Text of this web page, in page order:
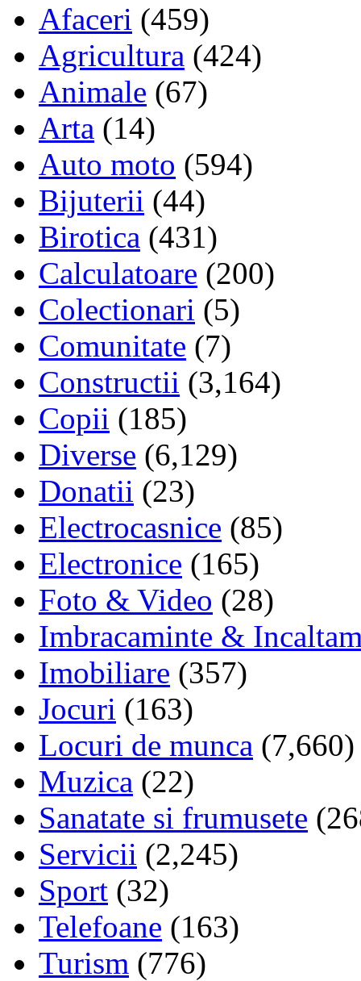
Afaceri (459)
Agricultura (424)
Animale (67)
Arta (14)
Auto moto (594)
Bijuterii (44)
Birotica (431)
Calculatoare (200)
Colectionari (5)
Comunitate (7)
Constructii (3,164)
Copii (185)
Diverse (6,129)
Donatii (23)
Electrocasnice (85)
Electronice (165)
Foto & Video (28)
Imbracaminte &
Imobiliare (357)
Jocuri (163)
Locuri de munca (7,660)
Muzica (22)
Sanatate si frumusete
Servicii (2,245)
Sport (32)
Telefoane (163)
Turism (776)